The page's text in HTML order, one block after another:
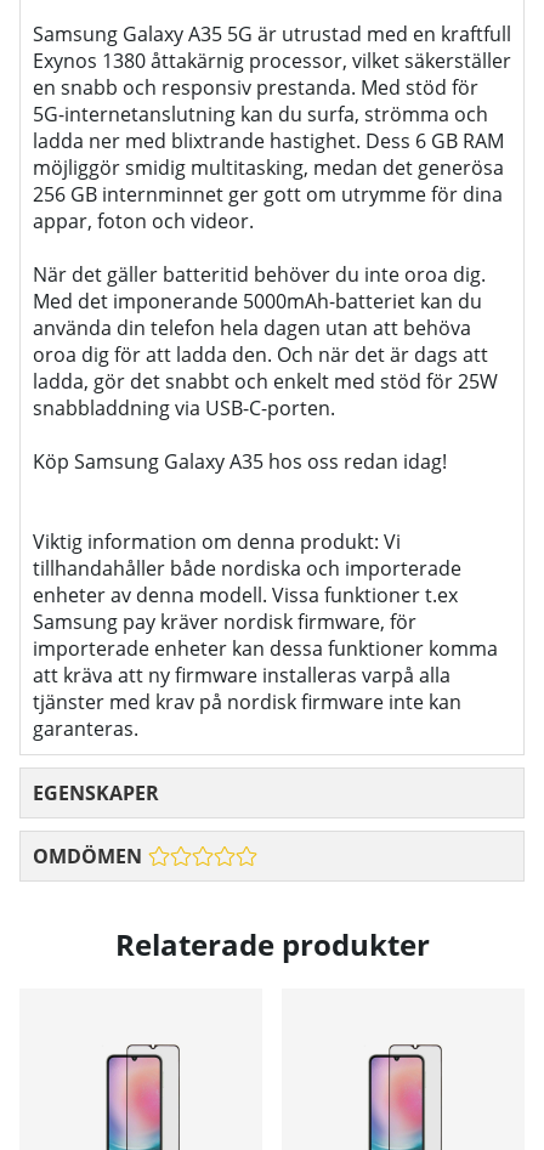
Samsung Galaxy A35 5G är utrustad med en kraftfull
Exynos 1380 åttakärnig processor, vilket säkerställer
en snabb och responsiv prestanda. Med stöd för
5G-internetanslutning kan du surfa, strömma och
ladda ner med blixtrande hastighet. Dess 6 GB RAM
möjliggör smidig multitasking, medan det generösa
256 GB internminnet ger gott om utrymme för dina
appar, foton och videor.
När det gäller batteritid behöver du inte oroa dig.
Med det imponerande 5000mAh-batteriet kan du
använda din telefon hela dagen utan att behöva
oroa dig för att ladda den. Och när det är dags att
ladda, gör det snabbt och enkelt med stöd för 25W
snabbladdning via USB-C-porten.
Köp Samsung Galaxy A35 hos oss redan idag!
Viktig information om denna produkt: Vi
tillhandahåller både nordiska och importerade
enheter av denna modell. Vissa funktioner t.ex
Samsung pay kräver nordisk firmware, för
importerade enheter kan dessa funktioner komma
att kräva att ny firmware installeras varpå alla
tjänster med krav på nordisk firmware inte kan
garanteras.
EGENSKAPER
OMDÖMEN
Relaterade produkter